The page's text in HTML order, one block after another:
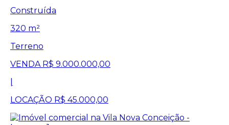
Construída
320 m²
Terreno
VENDA R$ 9.000.000,00
LOCAÇÃO R$ 45.000,00